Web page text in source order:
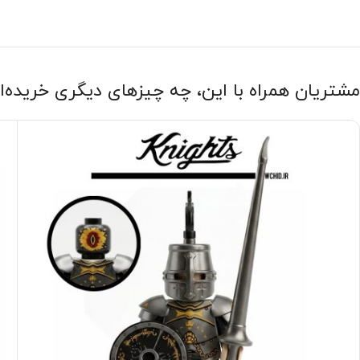
مشتریان همراه با این، چه چیزهای دیگری